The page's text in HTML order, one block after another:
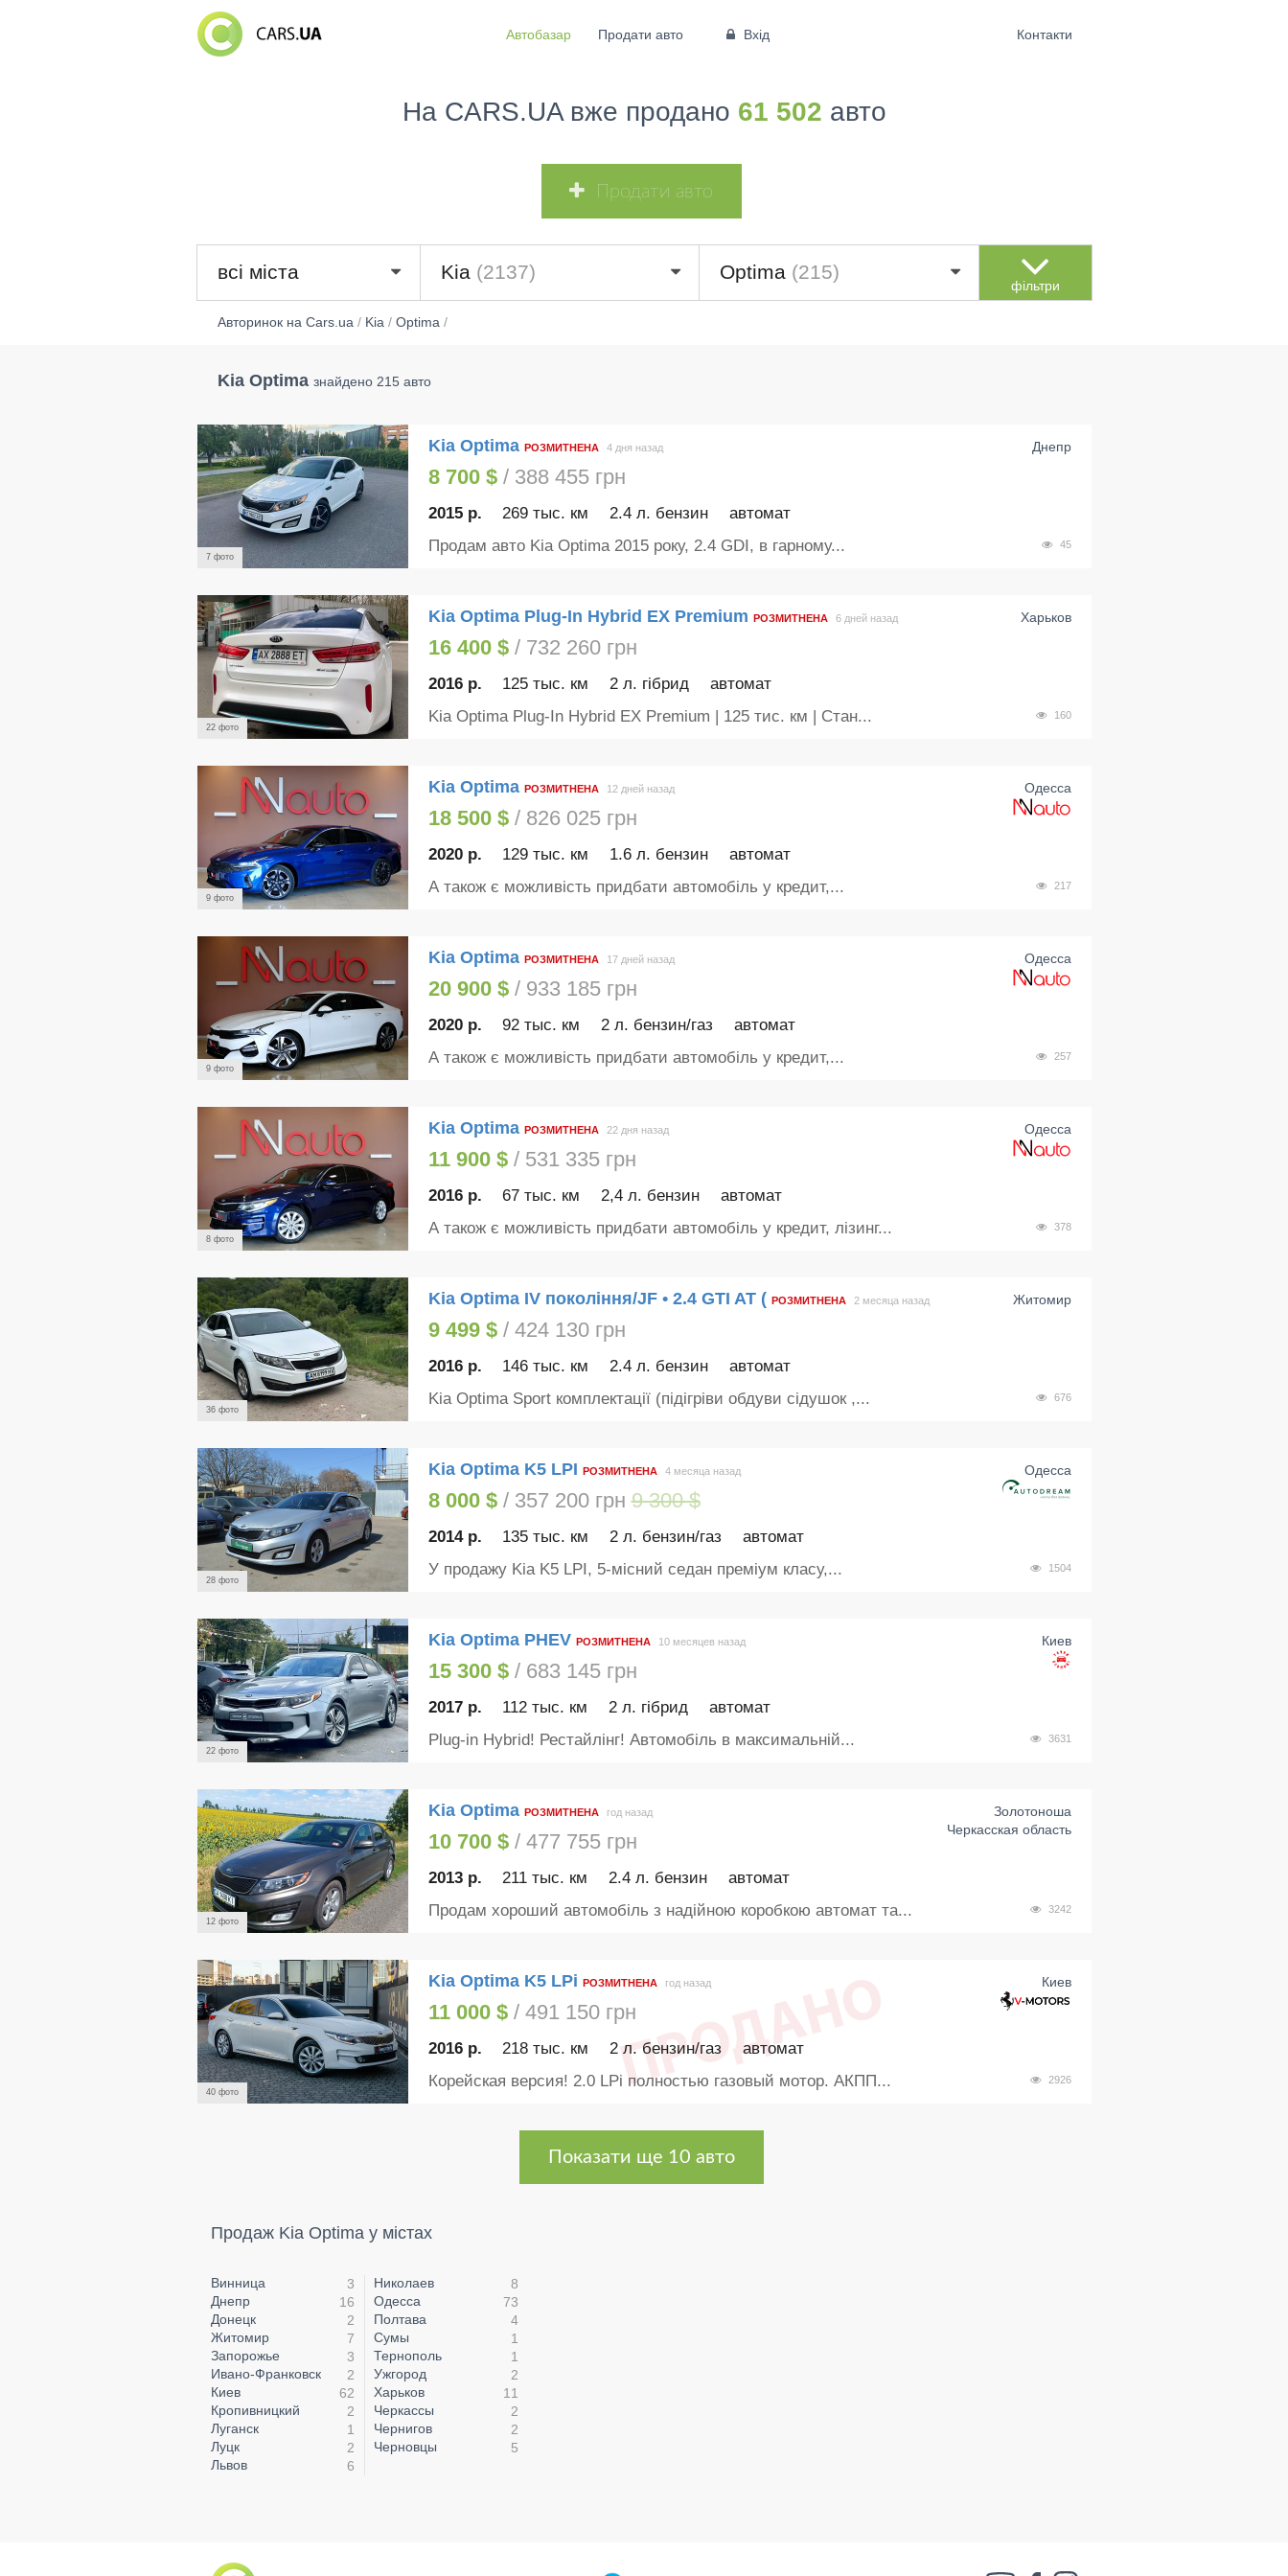
Автобазар Продати авто Вхід Контакти
На CARS.UA вже продано 61 502 авто
Продати авто
всі міста Kia (2137) Optima (215)
фільтри
Авторинок на Cars.ua/ Kia/ Optima/
Kia Optima знайдено 215 авто
7 фото
Kia Optima РОЗМИТНЕНА Днепр
4 дня назад
8 700 $/ 388 455 грн
2015 р. 269 тыс. км 2.4 л. бензин автомат
45
Продам авто Kia Optima 2015 року, 2.4 GDI, в гарному...
22 фото
Kia Optima Plug-In Hybrid EX Premium РОЗМИТНЕНА Харьков
6 дней назад
16 400 $/ 732 260 грн
2016 р. 125 тыс. км 2 л. гібрид автомат
160
Kia Optima Plug-In Hybrid EX Premium | 125 тис. км | Стан...
9 фото
Kia Optima РОЗМИТНЕНА Одесса
12 дней назад
18 500 $/ 826 025 грн
2020 р. 129 тыс. км 1.6 л. бензин автомат
217
А також є можливість придбати автомобіль у кредит,...
9 фото
Kia Optima РОЗМИТНЕНА Одесса
17 дней назад
20 900 $/ 933 185 грн
2020 р. 92 тыс. км 2 л. бензин/газ автомат
257
А також є можливість придбати автомобіль у кредит,...
8 фото
Kia Optima РОЗМИТНЕНА Одесса
22 дня назад
11 900 $/ 531 335 грн
2016 р. 67 тыс. км 2,4 л. бензин автомат
378
А також є можливість придбати автомобіль у кредит, лізинг...
36 фото
Kia Optima IV покоління/JF • 2.4 GTI AT ( РОЗМИТНЕНА Житомир
2 месяца назад
9 499 $/ 424 130 грн
2016 р. 146 тыс. км 2.4 л. бензин автомат
676
Kia Optima Sport комплектації (підігріви обдуви сідушок ,...
28 фото
Kia Optima K5 LPI РОЗМИТНЕНА Одесса
4 месяца назад
8 000 $/ 357 200 грн9 300 $
2014 р. 135 тыс. км 2 л. бензин/газ автомат
1504
У продажу Kia K5 LPI, 5-місний седан преміум класу,...
22 фото
Kia Optima PHEV РОЗМИТНЕНА Киев
10 месяцев назад
15 300 $/ 683 145 грн
2017 р. 112 тыс. км 2 л. гібрид автомат
3631
Plug-in Hybrid! Рестайлінг! Автомобіль в максимальній...
12 фото
Kia Optima РОЗМИТНЕНА
Золотоноша
Черкасская область
год назад
10 700 $/ 477 755 грн
2013 р. 211 тыс. км 2.4 л. бензин автомат
3242
Продам хороший автомобіль з надійною коробкою автомат та...
40 фото
Kia Optima K5 LPi РОЗМИТНЕНА Киев
год назад
11 000 $/ 491 150 грн
2016 р. 218 тыс. км 2 л. бензин/газ автомат
2926
Корейская версия! 2.0 LPi полностью газовый мотор. АКПП...
Показати ще 10 авто
Продаж Kia Optima у містах
Винница
3
Днепр
16
Донецк
2
Житомир
7
Запорожье
3
Ивано-Франковск
2
Киев
62
Кропивницкий
2
Луганск
1
Луцк
2
Львов
6
Николаев
8
Одесса
73
Полтава
4
Сумы
1
Тернополь
1
Ужгород
2
Харьков
11
Черкассы
2
Чернигов
2
Черновцы
5